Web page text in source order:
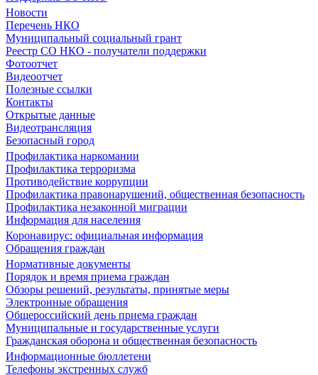
Новости
Перечень НКО
Муниципальный социальный грант
Реестр СО НКО - получатели поддержки
Фотоотчет
Видеоотчет
Полезные ссылки
Контакты
Открытые данные
Видеотрансляция
Безопасный город
Профилактика наркомании
Профилактика терроризма
Противодействие коррупции
Профилактика правонарушений, общественная безопасность
Профилактика незаконной миграции
Информация для населения
Коронавирус: официальная информация
Обращения граждан
Нормативные документы
Порядок и время приема граждан
Обзоры решений, результаты, принятые меры
Электронные обращения
Общероссийский день приема граждан
Муниципальные и государственные услуги
Гражданская оборона и общественная безопасность
Информационные бюллетени
Телефоны экстренных служб